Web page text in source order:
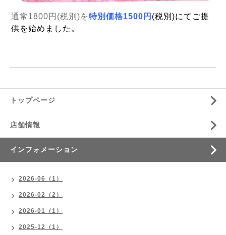
通常1800円(税別)を特別価格1500円 (税別)にてご提
供を始めました。
トップページ
店舗情報
インフォメーション
2026-06（1）
2026-02（2）
2026-01（1）
2025-12（1）